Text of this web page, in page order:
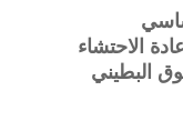
الاحتشاء
البطيني